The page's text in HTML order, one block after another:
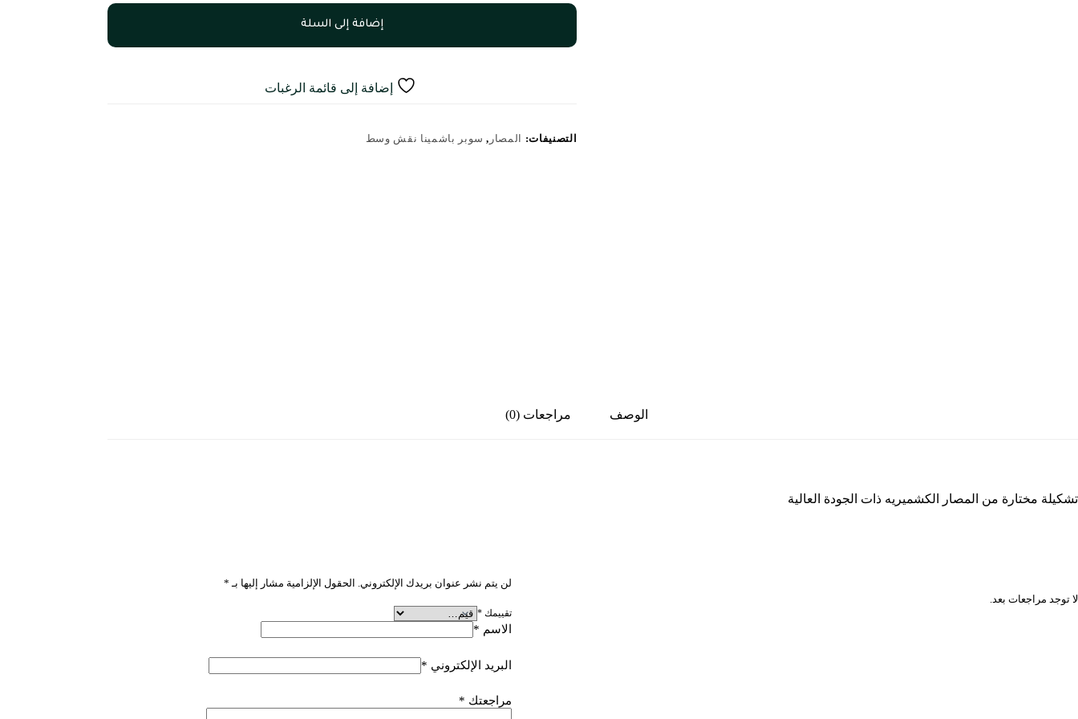
إضافة إلى السلة
إضافة إلى قائمة الرغبات
التصنيفات: المصار , سوبر باشمينا نقش وسط
الوصف مراجعات (0)
تشكيلة مختارة من المصار الكشميريه ذات الجودة العالية
لا توجد مراجعات بعد.
لن يتم نشر عنوان بريدك الإلكتروني. الحقول الإلزامية مشار إليها بـ *
تقييمك *
الاسم *
البريد الإلكتروني *
مراجعتك *